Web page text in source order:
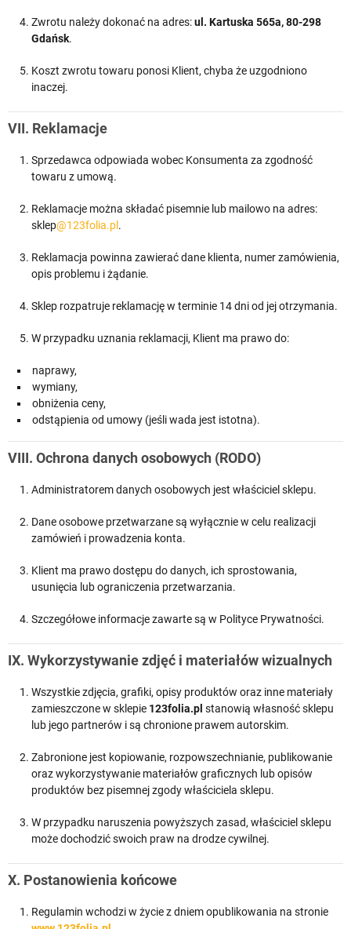
Zwrotu należy dokonać na adres:ul. Kartuska 565a, 80-298
Gdańsk.
Koszt zwrotu towaru ponosi Klient, chyba że uzgodniono
inaczej.
VII. Reklamacje
Sprzedawca odpowiada wobec Konsumenta za zgodność
towaru z umową.
Reklamacje można składać pisemnie lub mailowo na adres:
sklep@123folia.pl .
Reklamacja powinna zawierać dane klienta, numer zamówienia,
opis problemu i żądanie.
Sklep rozpatruje reklamację w terminie 14 dni od jej otrzymania.
W przypadku uznania reklamacji, Klient ma prawo do:
naprawy,
wymiany,
obniżenia ceny,
odstąpienia od umowy (jeśli wada jest istotna).
VIII. Ochrona danych osobowych (RODO)
Administratorem danych osobowych jest właściciel sklepu.
Dane osobowe przetwarzane są wyłącznie w celu realizacji
zamówień i prowadzenia konta.
Klient ma prawo dostępu do danych, ich sprostowania,
usunięcia lub ograniczenia przetwarzania.
Szczegółowe informacje zawarte są w Polityce Prywatności.
IX. Wykorzystywanie zdjęć i materiałów wizualnych
Wszystkie zdjęcia, grafiki, opisy produktów oraz inne materiały
zamieszczone w sklepie 123folia.pl stanowią własność sklepu
lub jego partnerów i są chronione prawem autorskim.
Zabronione jest kopiowanie, rozpowszechnianie, publikowanie
oraz wykorzystywanie materiałów graficznych lub opisów
produktów bez pisemnej zgody właściciela sklepu.
W przypadku naruszenia powyższych zasad, właściciel sklepu
może dochodzić swoich praw na drodze cywilnej.
X. Postanowienia końcowe
Regulamin wchodzi w życie z dniem opublikowania na stronie